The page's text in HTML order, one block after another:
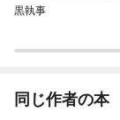
黒執事
同じ作者の本